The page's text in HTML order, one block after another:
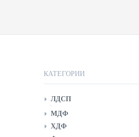
КАТЕГОРИИ
ЛДСП
ЛДСП Кроношпан
ЛДСП Кроношпан
МДФ
ХДФ